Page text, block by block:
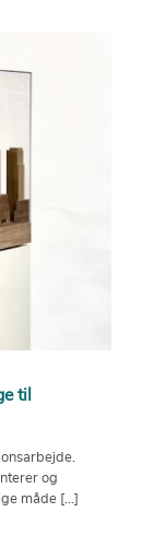
til
og
måde [...]